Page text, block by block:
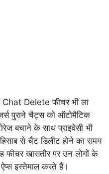
Delete फीचर भी ला
पुराने चैट्स को ऑटोमैटिक
बचाने के साथ प्राइवेसी भी
से चैट डिलीट होने का समय
फीचर खासतौर पर उन लोगों के
ऐप्स इस्तेमाल करते हैं।